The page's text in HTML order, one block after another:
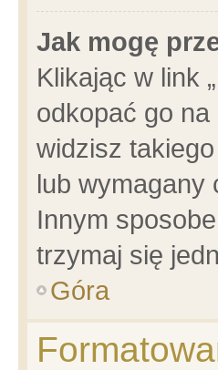
Jak mogę
Klikając w link
odkopać go
widzisz
lub wymagany
Innym
trzymaj się
Góra